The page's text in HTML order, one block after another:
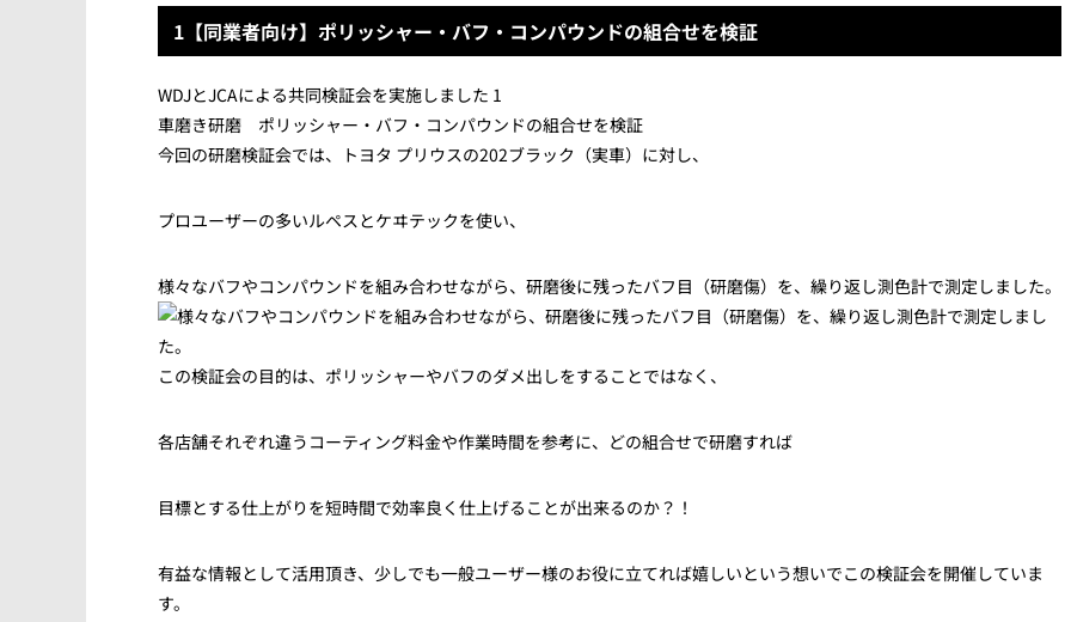
1【同業者向け】ポリッシャー・バフ・コンパウンドの組合せを検証
WDJとJCAによる共同検証会を実施しました 1
車磨き研磨 ポリッシャー・バフ・コンパウンドの組合せを検証
今回の研磨検証会では、トヨタ プリウスの202ブラック（実車）に対し、
プロユーザーの多いルペスとケヰテックを使い、
様々なバフやコンパウンドを組み合わせながら、研磨後に残ったバフ目（研磨傷）を、繰り返し測色計で測定しました。
この検証会の目的は、ポリッシャーやバフのダメ出しをすることではなく、
各店舗それぞれ違うコーティング料金や作業時間を参考に、どの組合せで研磨すれば
目標とする仕上がりを短時間で効率良く仕上げることが出来るのか？！
有益な情報として活用頂き、少しでも一般ユーザー様のお役に立てれば嬉しいという想いでこの検証会を開催していま
す。